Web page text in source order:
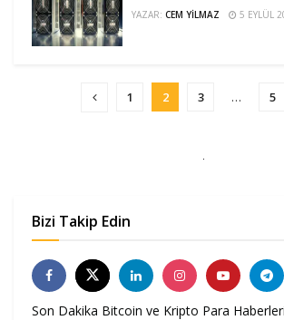
YAZAR: CEM YILMAZ 5 EYLÜL
1 2 3 … 5
Bizi Takip Edin
Son Dakika Bitcoin ve Kripto Para